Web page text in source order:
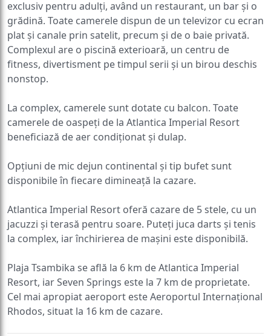
exclusiv pentru adulți, având un restaurant, un bar și o
grădină. Toate camerele dispun de un televizor cu ecran
plat și canale prin satelit, precum și de o baie privată.
Complexul are o piscină exterioară, un centru de
fitness, divertisment pe timpul serii și un birou deschis
nonstop.
La complex, camerele sunt dotate cu balcon. Toate
camerele de oaspeți de la Atlantica Imperial Resort
beneficiază de aer condiționat și dulap.
Opțiuni de mic dejun continental și tip bufet sunt
disponibile în fiecare dimineață la cazare.
Atlantica Imperial Resort oferă cazare de 5 stele, cu un
jacuzzi și terasă pentru soare. Puteți juca darts și tenis
la complex, iar închirierea de mașini este disponibilă.
Plaja Tsambika se află la 6 km de Atlantica Imperial
Resort, iar Seven Springs este la 7 km de proprietate.
Cel mai apropiat aeroport este Aeroportul Internațional
Rhodos, situat la 16 km de cazare.